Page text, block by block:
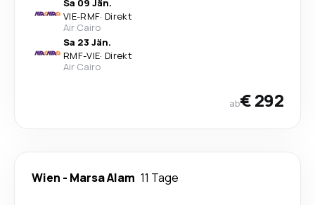
Sa 09 Jän.
VIE-RMF· Direkt
Air Cairo
Sa 23 Jän.
RMF-VIE· Direkt
Air Cairo
ab€ 292
Wien - Marsa Alam 11 Tage